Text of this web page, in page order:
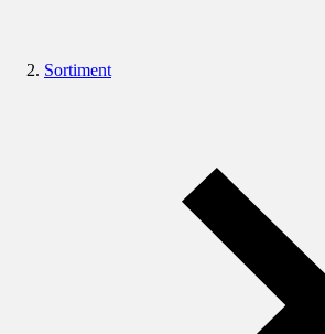
Sortiment